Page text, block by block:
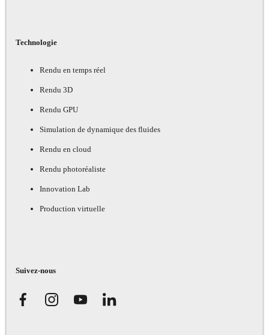
Technologie
Rendu en temps réel
Rendu 3D
Rendu GPU
Simulation de dynamique des fluides
Rendu en cloud
Rendu photoréaliste
Innovation Lab
Production virtuelle
Suivez-nous